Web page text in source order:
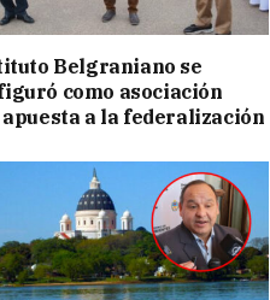
Belgraniano se
como asociación
a la federalización